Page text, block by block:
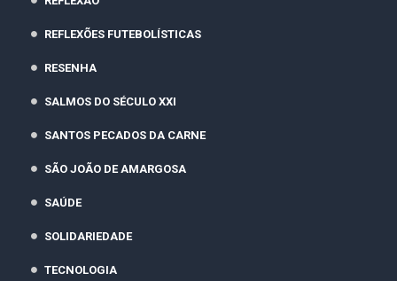
REFLEXÕES FUTEBOLÍSTICAS
RESENHA
SALMOS DO SÉCULO XXI
SANTOS PECADOS DA CARNE
SÃO JOÃO DE AMARGOSA
SAÚDE
SOLIDARIEDADE
TECNOLOGIA